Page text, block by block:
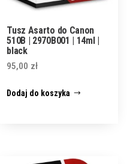
Tusz Asarto do Canon
510B | 2970B001 | 14ml |
black
95,00 zł
Dodaj do koszyka